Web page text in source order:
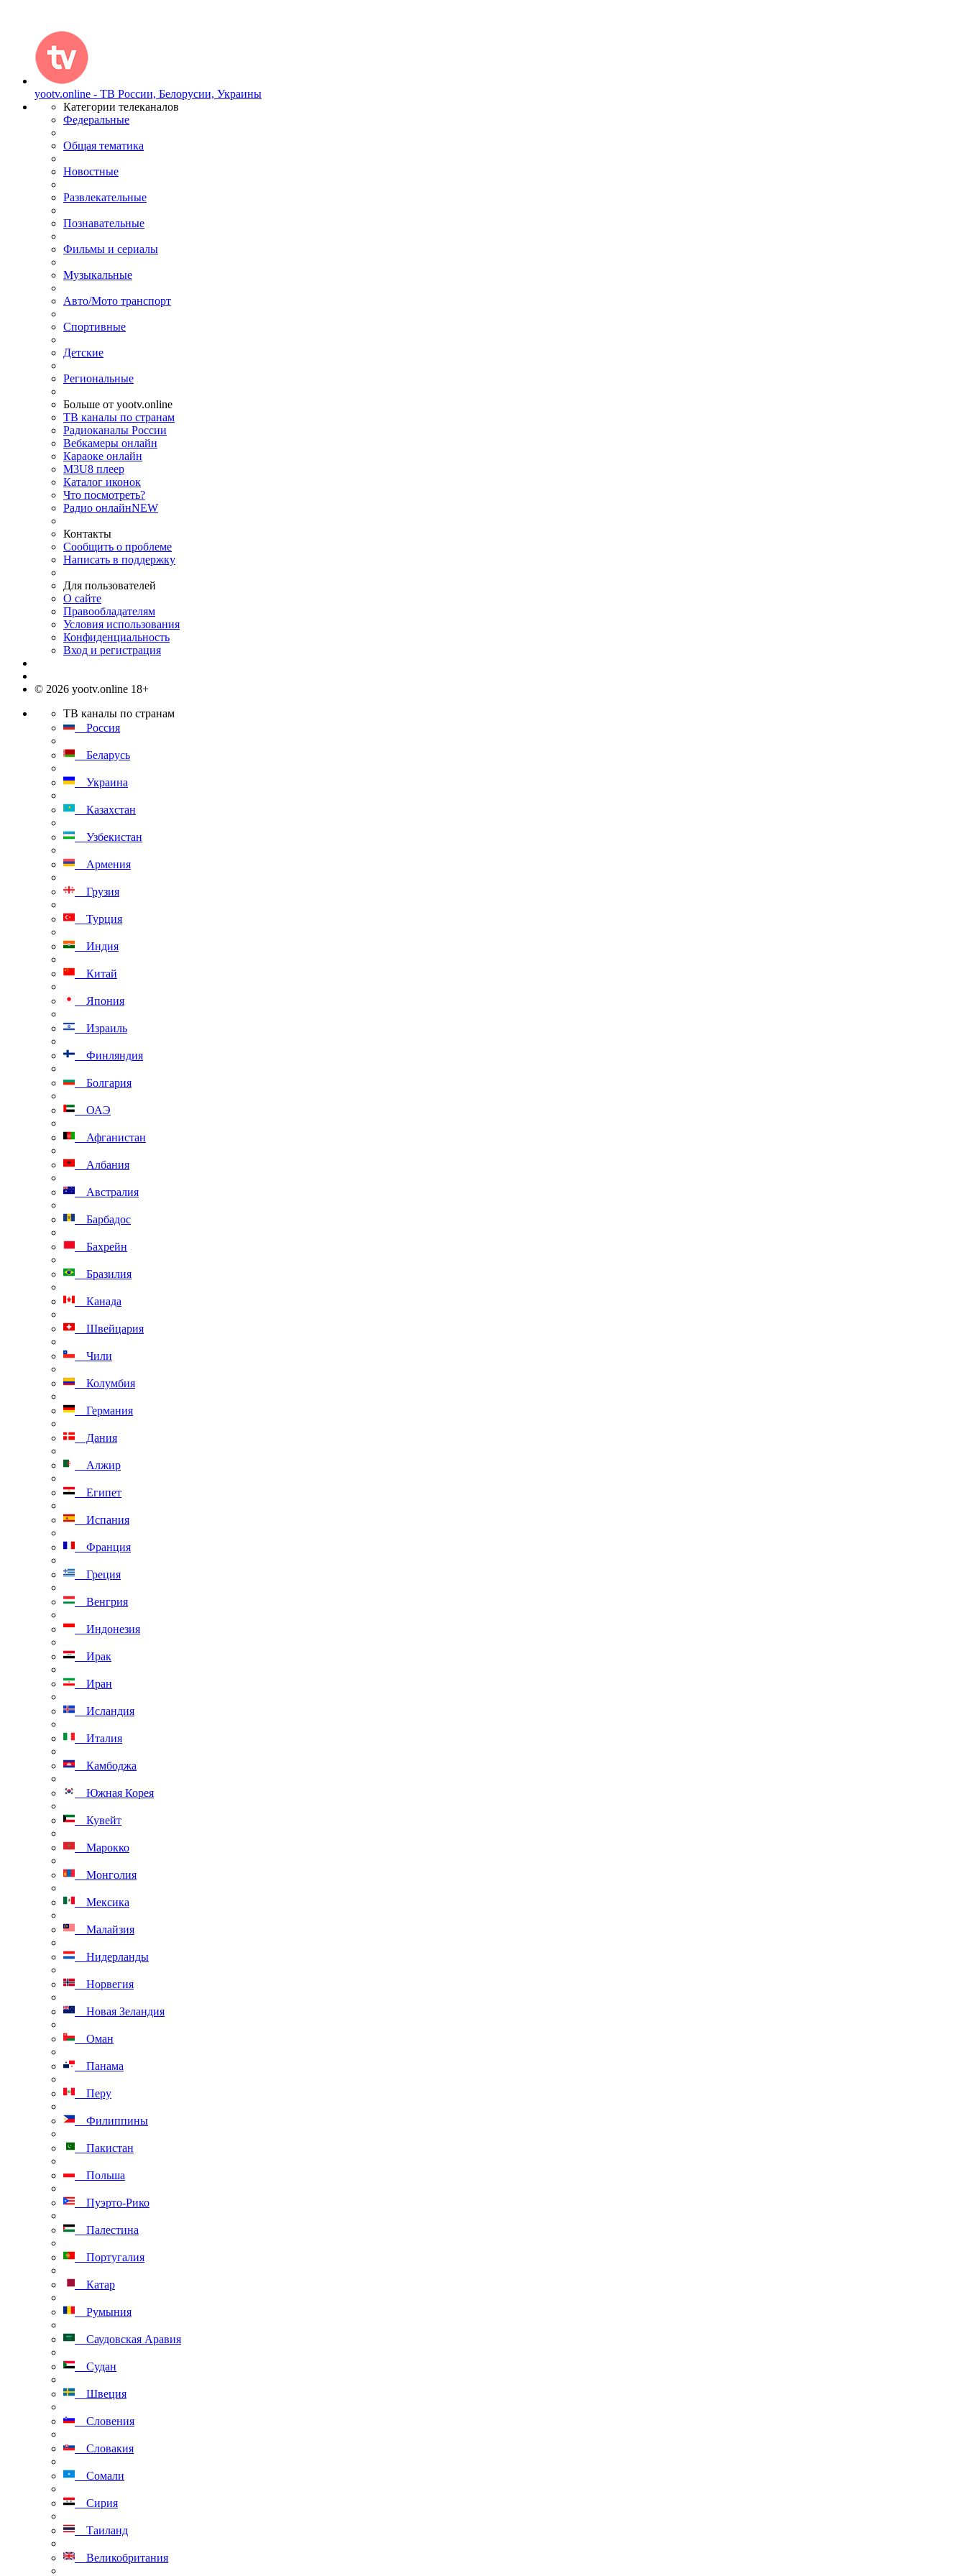
yootv.online - ТВ России, Белорусии, Украины
Категории телеканалов
Федеральные
Общая тематика
Новостные
Развлекательные
Познавательные
Фильмы и сериалы
Музыкальные
Авто/Мото транспорт
Спортивные
Детские
Региональные
Больше от yootv.online
ТВ каналы по странам
Радиоканалы России
Вебкамеры онлайн
Караоке онлайн
M3U8 плеер
Каталог иконок
Что посмотреть?
Радио онлайнNEW
Контакты
Сообщить о проблеме
Написать в поддержку
Для пользователей
О сайте
Правообладателям
Условия использования
Конфиденциальность
Вход и регистрация
© 2026 yootv.online 18+
ТВ каналы по странам
Россия
Беларусь
Украина
Казахстан
Узбекистан
Армения
Грузия
Турция
Индия
Китай
Япония
Израиль
Финляндия
Болгария
ОАЭ
Афганистан
Албания
Австралия
Барбадос
Бахрейн
Бразилия
Канада
Швейцария
Чили
Колумбия
Германия
Дания
Алжир
Египет
Испания
Франция
Греция
Венгрия
Индонезия
Ирак
Иран
Исландия
Италия
Камбоджа
Южная Корея
Кувейт
Марокко
Монголия
Мексика
Малайзия
Нидерланды
Норвегия
Новая Зеландия
Оман
Панама
Перу
Филиппины
Пакистан
Польша
Пуэрто-Рико
Палестина
Португалия
Катар
Румыния
Саудовская Аравия
Судан
Швеция
Словения
Словакия
Сомали
Сирия
Таиланд
Великобритания